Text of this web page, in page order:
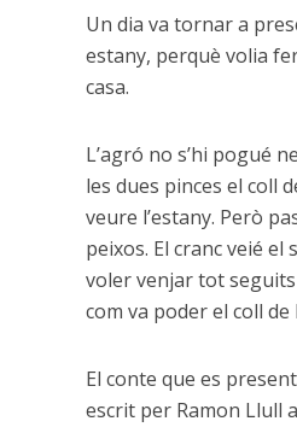
Un dia va tornar a
estany, perquè volia
casa.
L’agró no s’hi pogué
les dues pinces el coll
veure l’estany. Però
peixos. El cranc veié el
voler venjar tot
com va poder el coll
El conte que es
escrit per Ramon Llull